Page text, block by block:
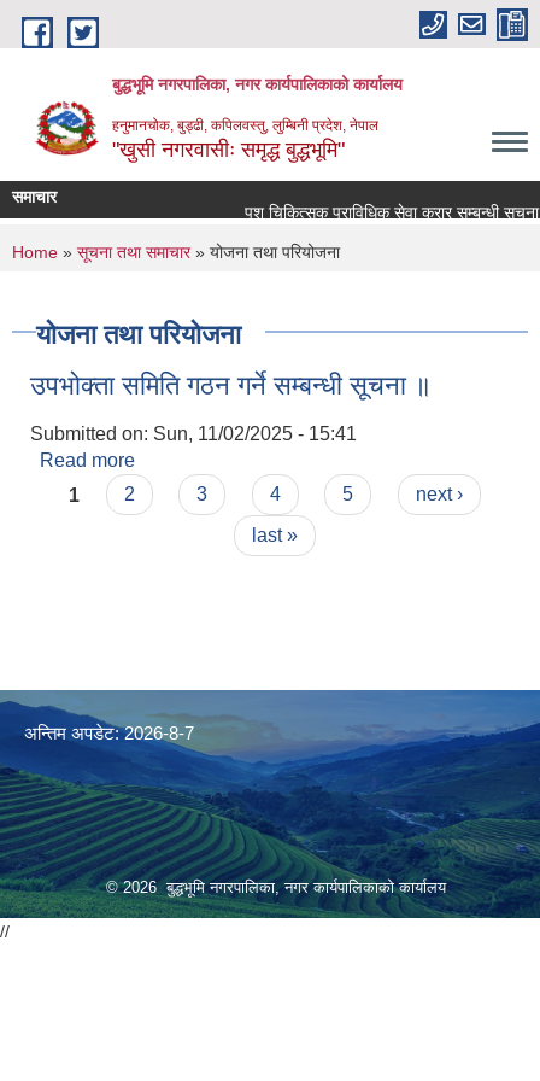
Skip to main content
बुद्धभूमि नगरपालिका, नगर कार्यपालिकाको कार्यालय
हनुमानचोक, बुड्ढी, कपिलवस्तु, लुम्बिनी प्रदेश, नेपाल
"खुसी नगरवासीः समृद्ध बुद्धभूमि"
समाचार
पशु चिकित्सक प्राविधिक सेवा करार सम्बन्धी सूचना
You are here
Home » सूचना तथा समाचार» योजना तथा परियोजना
योजना तथा परियोजना
उपभोक्ता समिति गठन गर्ने सम्बन्धी सूचना ॥
Submitted on: Sun, 11/02/2025 - 15:41
Read more
Pages
1 2 3 4 5
next ›
last »
अन्तिम अपडेट: 2026-8-7
© 2026 बुद्धभूमि नगरपालिका, नगर कार्यपालिकाको कार्यालय
//